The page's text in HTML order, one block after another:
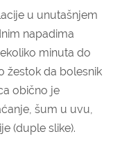
u unutašnjem
napadima
minuta do
žestok da bolesnik
obično je
šum u uvu,
(duple slike).